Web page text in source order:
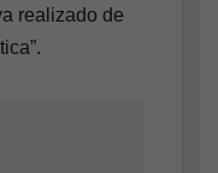
realizado de